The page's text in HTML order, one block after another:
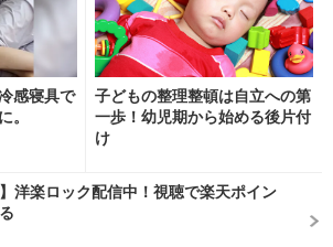
感寝具で
。
子どもの整理整頓は自立への第
一歩！幼児期から始める後片付
け
】洋楽ロック配信中！視聴で楽天ポイン